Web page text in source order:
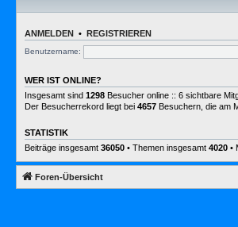
ANMELDEN • REGISTRIEREN
Benutzername:
WER IST ONLINE?
Insgesamt sind 1298 Besucher online :: 6 sichtbare
Der Besucherrekord liegt bei 4657 Besuchern, die am
STATISTIK
Beiträge insgesamt 36050 • Themen insgesamt 4020 •
Foren-Übersicht